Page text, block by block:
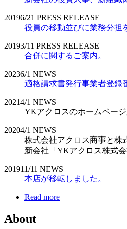
20196/21 PRESS RELEASE
役員の移動並びに業務分担
20193/11 PRESS RELEASE
合併に関するご案内。
20236/1 NEWS
適格請求書発行事業者登録
20214/1 NEWS
YKアクロスのホームペー
20204/1 NEWS
株式会社アクロス商事と株
新会社「YKアクロス株式
201911/11 NEWS
本店が移転しました。
Read more
About